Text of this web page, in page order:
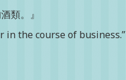
類。』
the course of business.”